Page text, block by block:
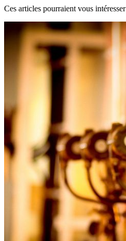
Ces articles pourraient vous intéresser